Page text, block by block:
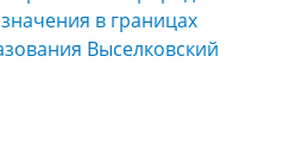
в границах
Выселковский